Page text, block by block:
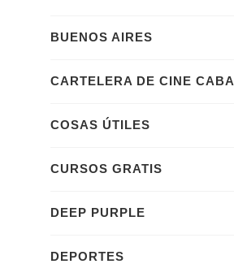
BUENOS AIRES
CARTELERA DE CINE CABA
COSAS ÚTILES
CURSOS GRATIS
DEEP PURPLE
DEPORTES